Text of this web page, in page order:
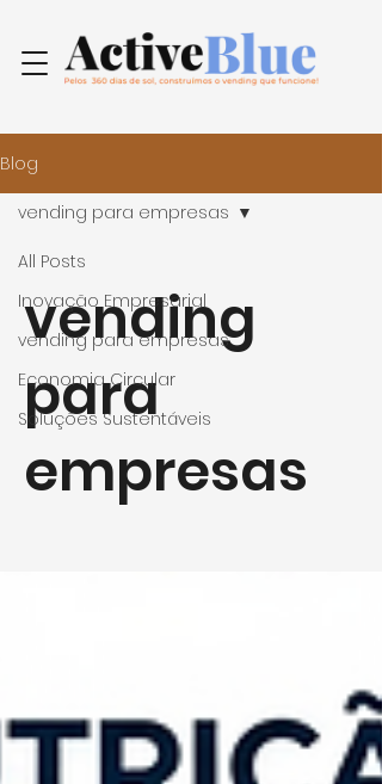
Blog
All Posts
Inovação Empresarial
vending para empresas
Economia Circular
Soluções Sustentáveis
vending para empresas
vending
para
empresas